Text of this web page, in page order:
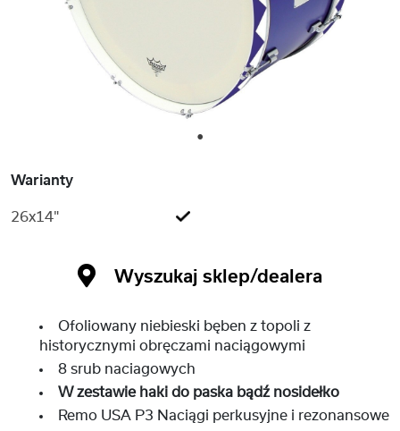
1
Warianty
26x14"
Wyszukaj sklep/dealera
Ofoliowany niebieski bęben z topoli z
historycznymi obręczami naciągowymi
8 srub naciagowych
W zestawie haki do paska bądź nosidełko
Remo USA P3 Naciągi perkusyjne i rezonansowe